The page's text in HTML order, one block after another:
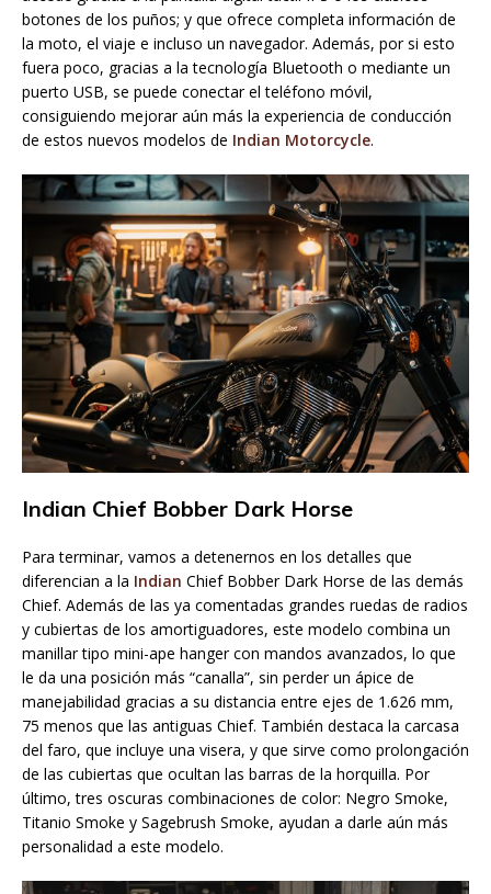
botones de los puños; y que ofrece completa información de
la moto, el viaje e incluso un navegador. Además, por si esto
fuera poco, gracias a la tecnología Bluetooth o mediante un
puerto USB, se puede conectar el teléfono móvil,
consiguiendo mejorar aún más la experiencia de conducción
de estos nuevos modelos de Indian Motorcycle.
Indian Chief Bobber Dark Horse
Para terminar, vamos a detenernos en los detalles que
diferencian a la Indian Chief Bobber Dark Horse de las demás
Chief. Además de las ya comentadas grandes ruedas de radios
y cubiertas de los amortiguadores, este modelo combina un
manillar tipo mini-ape hanger con mandos avanzados, lo que
le da una posición más “canalla”, sin perder un ápice de
manejabilidad gracias a su distancia entre ejes de 1.626 mm,
75 menos que las antiguas Chief. También destaca la carcasa
del faro, que incluye una visera, y que sirve como prolongación
de las cubiertas que ocultan las barras de la horquilla. Por
último, tres oscuras combinaciones de color: Negro Smoke,
Titanio Smoke y Sagebrush Smoke, ayudan a darle aún más
personalidad a este modelo.